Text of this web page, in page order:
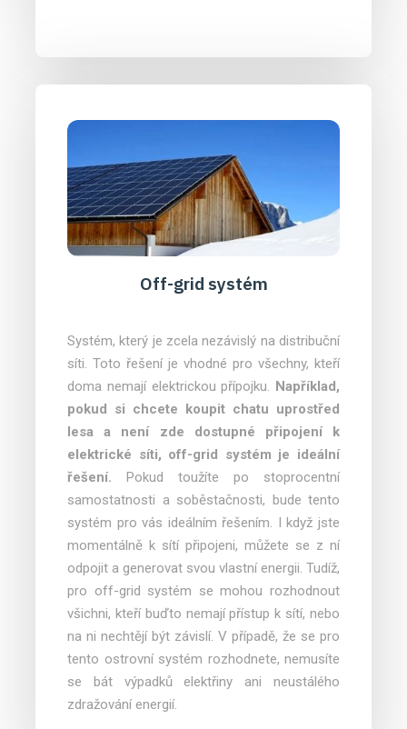
Off-grid systém
Systém, který je zcela nezávislý na distribuční
síti. Toto řešení je vhodné pro všechny, kteří
doma nemají elektrickou přípojku. Například,
pokud si chcete koupit chatu uprostřed
lesa a není zde dostupné připojení k
elektrické síti, off-grid systém je ideální
řešení. Pokud toužíte po stoprocentní
samostatnosti a soběstačnosti, bude tento
systém pro vás ideálním řešením. I když jste
momentálně k sítí připojeni, můžete se z ní
odpojit a generovat svou vlastní energii. Tudíž,
pro off-grid systém se mohou rozhodnout
všichni, kteří buďto nemají přístup k sítí, nebo
na ni nechtějí být závislí. V případě, že se pro
tento ostrovní systém rozhodnete, nemusíte
se bát výpadků elektřiny ani neustálého
zdražování energií.